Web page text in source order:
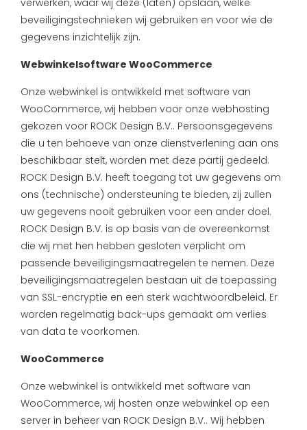
verwerken, waar wij deze (laten) opslaan, welke
beveiligingstechnieken wij gebruiken en voor wie de
gegevens inzichtelijk zijn.
Webwinkelsoftware WooCommerce
Onze webwinkel is ontwikkeld met software van
WooCommerce, wij hebben voor onze webhosting
gekozen voor ROCK Design B.V.. Persoonsgegevens
die u ten behoeve van onze dienstverlening aan ons
beschikbaar stelt, worden met deze partij gedeeld.
ROCK Design B.V. heeft toegang tot uw gegevens om
ons (technische) ondersteuning te bieden, zij zullen
uw gegevens nooit gebruiken voor een ander doel.
ROCK Design B.V. is op basis van de overeenkomst
die wij met hen hebben gesloten verplicht om
passende beveiligingsmaatregelen te nemen. Deze
beveiligingsmaatregelen bestaan uit de toepassing
van SSL-encryptie en een sterk wachtwoordbeleid. Er
worden regelmatig back-ups gemaakt om verlies
van data te voorkomen.
WooCommerce
Onze webwinkel is ontwikkeld met software van
WooCommerce, wij hosten onze webwinkel op een
server in beheer van ROCK Design B.V.. Wij hebben